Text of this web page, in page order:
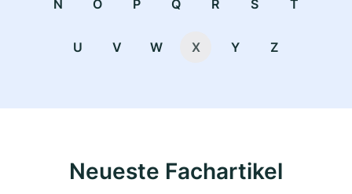
N O P Q R S T
U V W X Y Z
Neueste Fachartikel